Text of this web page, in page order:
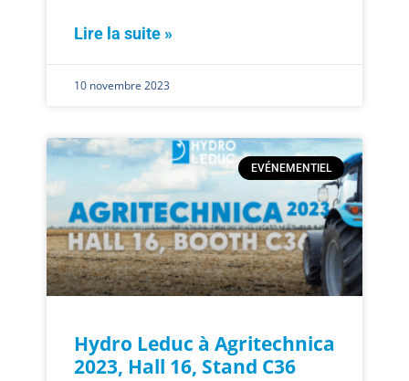
Lire la suite »
10 novembre 2023
EVÉNEMENTIEL
Hydro Leduc à Agritechnica
2023, Hall 16, Stand C36